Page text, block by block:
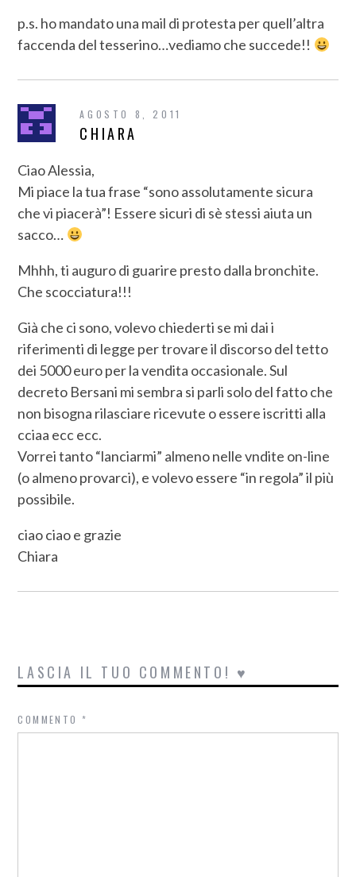
p.s. ho mandato una mail di protesta per quell’altra
faccenda del tesserino…vediamo che succede!!
AGOSTO 8, 2011
CHIARA
Ciao Alessia,
Mi piace la tua frase “sono assolutamente sicura
che vi piacerà”! Essere sicuri di sè stessi aiuta un
sacco…
Mhhh, ti auguro di guarire presto dalla bronchite.
Che scocciatura!!!
Già che ci sono, volevo chiederti se mi dai i
riferimenti di legge per trovare il discorso del tetto
dei 5000 euro per la vendita occasionale. Sul
decreto Bersani mi sembra si parli solo del fatto che
non bisogna rilasciare ricevute o essere iscritti alla
cciaa ecc ecc.
Vorrei tanto “lanciarmi” almeno nelle vndite on-line
(o almeno provarci), e volevo essere “in regola” il più
possibile.
ciao ciao e grazie
Chiara
LASCIA IL TUO COMMENTO! ♥
COMMENTO*